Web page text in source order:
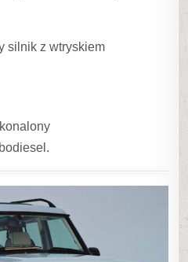
silnik z wtryskiem